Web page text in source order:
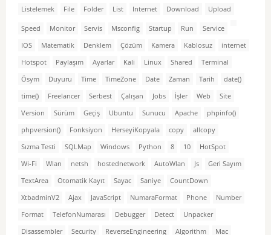
Listelemek File Folder List Internet Download Upload
Speed Monitor Servis Msconfig Startup Run
Service
IOS
Matematik Denklem Çözüm Kamera Kablosuz
internet
Hotspot
Paylaşım Ayarlar Kali Linux Shared
Terminal
Ösym
Duyuru Time TimeZone Date Zaman Tarih
date()
time()
Freelancer Serbest Çalışan Jobs İşler Web
Site
Version
Sürüm Geçiş Ubuntu Sunucu Apache
phpinfo()
phpversion()
Fonksiyon HerseyiKopyala copy
allcopy
Sızma Testi
SQLMap Windows Python 8 10
HotSpot
Wi-Fi
Wlan netsh hostednetwork AutoWlan Js
Geri Sayım
TextArea
Otomatik Kayıt Sayac Saniye
CountDown
XtbadminV2
Ajax JavaScript NumaraFormat Phone
Number
Format
TelefonNumarası Debugger Detect
Unpacker
Disassembler
Security ReverseEngineering Algorithm
Mac